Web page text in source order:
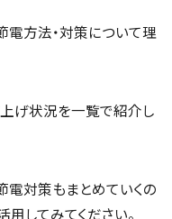
電方法・対策について理
げ状況を一覧で紹介し
対策もまとめていくの
してみてください。